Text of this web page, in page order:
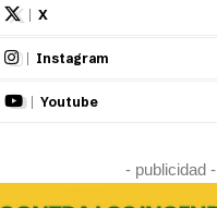
X
Instagram
Youtube
- publicidad -